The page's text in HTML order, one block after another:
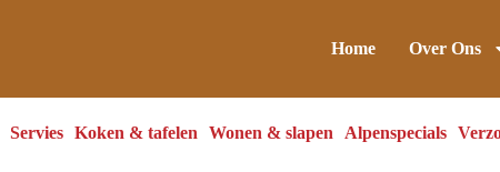
Home Over Ons
Servies Koken & tafelen Wonen & slapen Alpenspecials